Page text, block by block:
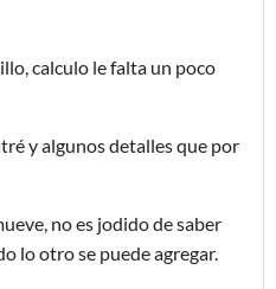
calculo le falta un poco
y algunos detalles que por
no es jodido de saber
lo otro se puede agregar.